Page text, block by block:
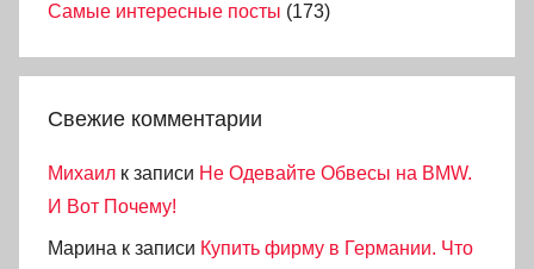
Самые интересные посты (173)
Свежие комментарии
Михаил к записи Не Одевайте Обвесы на BMW.
И Вот Почему!
Марина к записи Купить фирму в Германии. Что